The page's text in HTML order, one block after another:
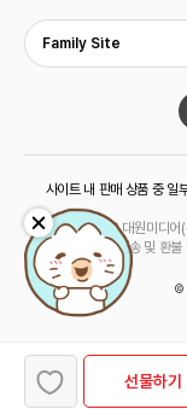
선물하기
Family Site
사이트 내 판매 상품 중 일
해당 상품의 경우 대원미디
주문, 배송 및 환
©